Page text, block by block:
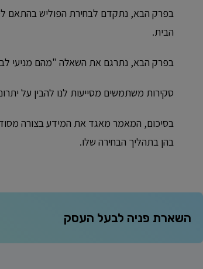
בפרק הבא, נתקדם לבחירת הפוליש בהתאם
הבית.
בפרק הבא, נתרגם את השאלה "מהם מניעי
סקירות משתמשים מסייעות לנו להבין על
בסיכום, המאמר מאגד את המידע בצורה
בהן בתהליך הבחירה שלו.
השארת פניה לבעל העסק